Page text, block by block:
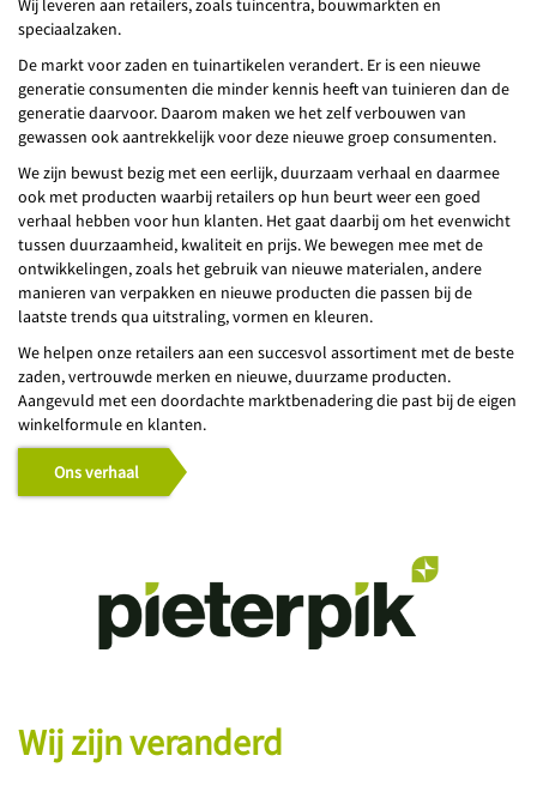
Wij leveren aan retailers, zoals tuincentra, bouwmarkten en
speciaalzaken.
De markt voor zaden en tuinartikelen verandert. Er is een nieuwe
generatie consumenten die minder kennis heeft van tuinieren dan de
generatie daarvoor. Daarom maken we het zelf verbouwen van
gewassen ook aantrekkelijk voor deze nieuwe groep consumenten.
We zijn bewust bezig met een eerlijk, duurzaam verhaal en daarmee
ook met producten waarbij retailers op hun beurt weer een goed
verhaal hebben voor hun klanten. Het gaat daarbij om het evenwicht
tussen duurzaamheid, kwaliteit en prijs. We bewegen mee met de
ontwikkelingen, zoals het gebruik van nieuwe materialen, andere
manieren van verpakken en nieuwe producten die passen bij de
laatste trends qua uitstraling, vormen en kleuren.
We helpen onze retailers aan een succesvol assortiment met de beste
zaden, vertrouwde merken en nieuwe, duurzame producten.
Aangevuld met een doordachte marktbenadering die past bij de eigen
winkelformule en klanten.
Ons verhaal
Wij zijn veranderd